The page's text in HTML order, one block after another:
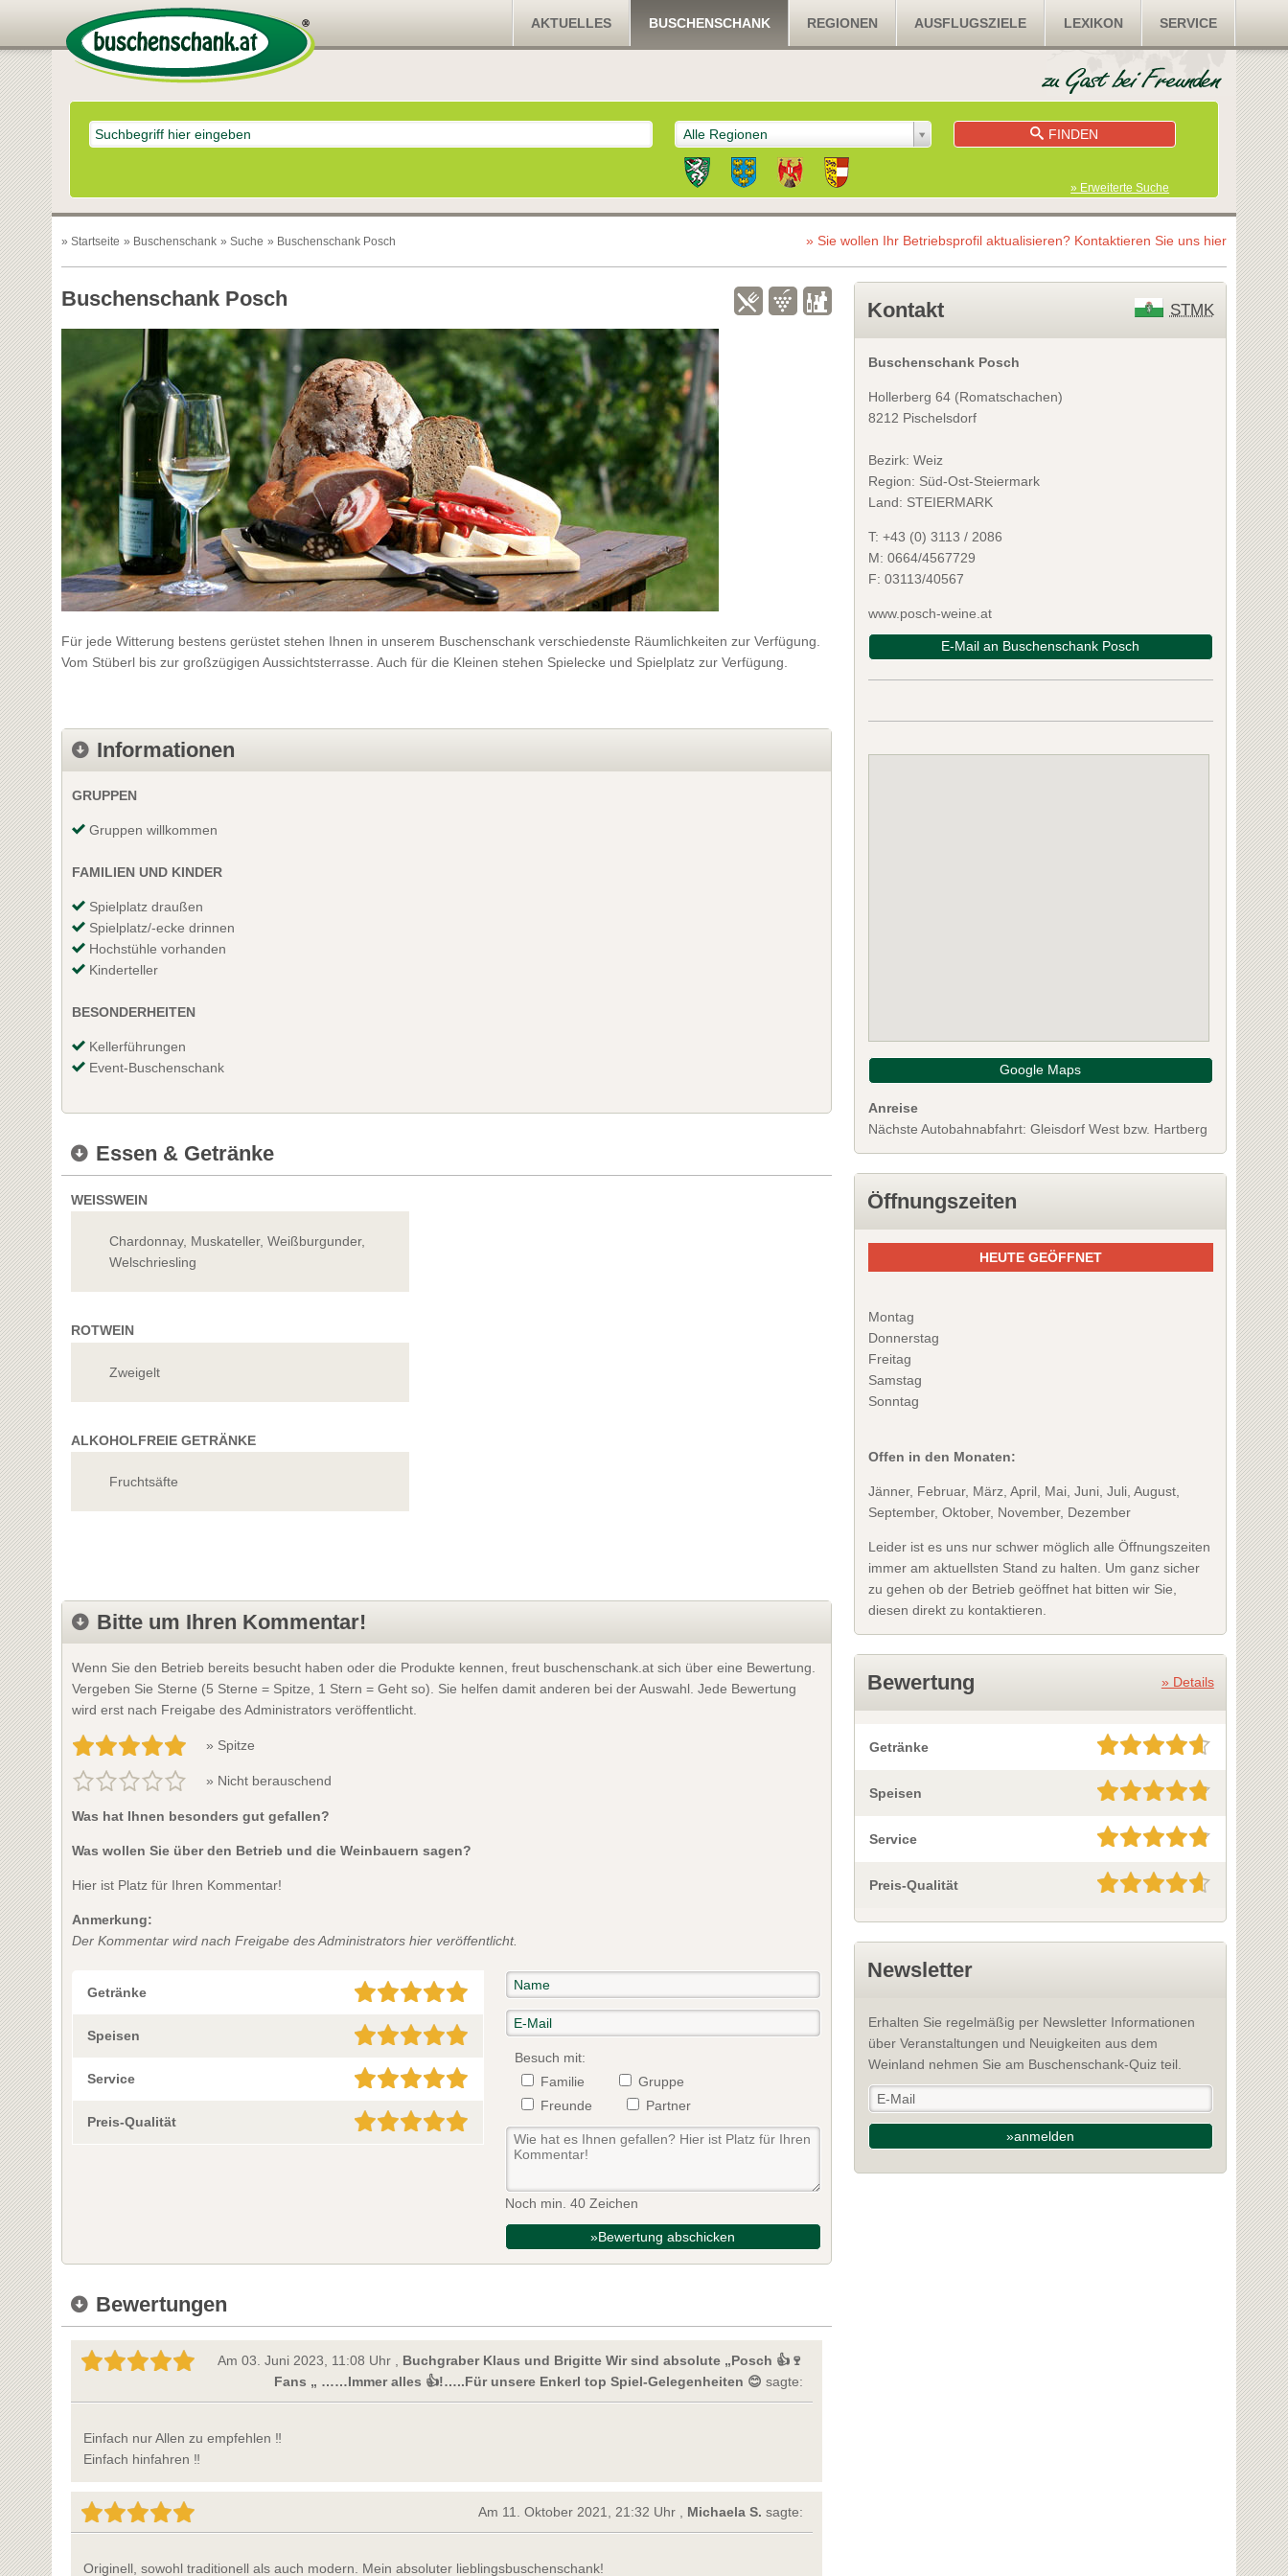
AKTUELLES BUSCHENSCHANK REGIONEN AUSFLUGSZIELE LEXIKON SERVICE
Alle Regionen FINDEN
» Erweiterte Suche
» Startseite » Buschenschank » Suche » Buschenschank Posch
Buschenschank Posch
Für jede Witterung bestens gerüstet stehen Ihnen in unserem Buschenschank verschiedenste Räumlichkeiten zur Verfügung.
Vom Stüberl bis zur großzügigen Aussichtsterrasse. Auch für die Kleinen stehen Spielecke und Spielplatz zur Verfügung.
Informationen
GRUPPEN
Gruppen willkommen
FAMILIEN UND KINDER
Spielplatz draußen
Spielplatz/-ecke drinnen
Hochstühle vorhanden
Kinderteller
BESONDERHEITEN
Kellerführungen
Event-Buschenschank
Essen & Getränke
WEISSWEIN
Chardonnay, Muskateller, Weißburgunder,
Welschriesling
ROTWEIN
Zweigelt
ALKOHOLFREIE GETRÄNKE
Fruchtsäfte
Bitte um Ihren Kommentar!
Wenn Sie den Betrieb bereits besucht haben oder die Produkte kennen, freut buschenschank.at sich über eine Bewertung.
Vergeben Sie Sterne (5 Sterne = Spitze, 1 Stern = Geht so). Sie helfen damit anderen bei der Auswahl. Jede Bewertung
wird erst nach Freigabe des Administrators veröffentlicht.
» Spitze
» Nicht berauschend
Was hat Ihnen besonders gut gefallen?
Was wollen Sie über den Betrieb und die Weinbauern sagen?
Hier ist Platz für Ihren Kommentar!
Anmerkung:
Der Kommentar wird nach Freigabe des Administrators hier veröffentlicht.
Getränke
Speisen
Service
Preis-Qualität
Besuch mit:
Familie
Gruppe
Freunde
Partner
Noch min. 40 Zeichen
»Bewertung abschicken
Bewertungen
Am 03. Juni 2023, 11:08 Uhr , Buchgraber Klaus und Brigitte Wir sind absolute „Posch 👍🍷
Fans „ ……Immer alles 👍!…..Für unsere Enkerl top Spiel-Gelegenheiten 😊 sagte:
Einfach nur Allen zu empfehlen ‼️
Einfach hinfahren ‼️
Am 11. Oktober 2021, 21:32 Uhr , Michaela S. sagte:
Originell, sowohl traditionell als auch modern. Mein absoluter lieblingsbuschenschank!
» Sie wollen Ihr Betriebsprofil aktualisieren? Kontaktieren Sie uns hier
Kontakt STMK
Buschenschank Posch
Hollerberg 64 (Romatschachen)
8212 Pischelsdorf
Bezirk: Weiz
Region: Süd-Ost-Steiermark
Land: STEIERMARK
T: +43 (0) 3113 / 2086
M: 0664/4567729
F: 03113/40567
www.posch-weine.at
E-Mail an Buschenschank Posch
Google Maps
Anreise
Nächste Autobahnabfahrt: Gleisdorf West bzw. Hartberg
Öffnungszeiten
HEUTE GEÖFFNET
Montag
Donnerstag
Freitag
Samstag
Sonntag
Offen in den Monaten:
Jänner, Februar, März, April, Mai, Juni, Juli, August,
September, Oktober, November, Dezember
Leider ist es uns nur schwer möglich alle Öffnungszeiten
immer am aktuellsten Stand zu halten. Um ganz sicher
zu gehen ob der Betrieb geöffnet hat bitten wir Sie,
diesen direkt zu kontaktieren.
» Details
Bewertung
Getränke
Speisen
Service
Preis-Qualität
Newsletter
Erhalten Sie regelmäßig per Newsletter Informationen
über Veranstaltungen und Neuigkeiten aus dem
Weinland nehmen Sie am Buschenschank-Quiz teil.
»anmelden